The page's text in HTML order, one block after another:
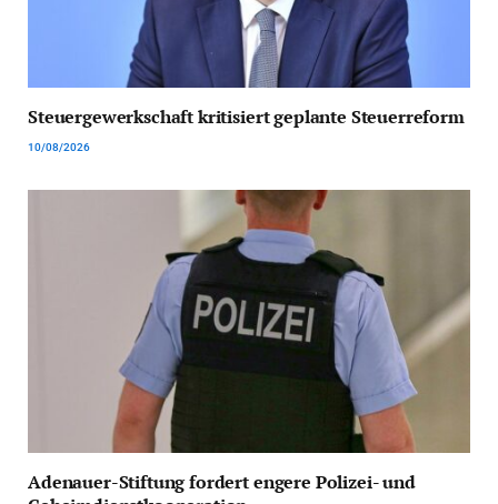
Steuergewerkschaft kritisiert geplante Steuerreform
10/08/2026
Adenauer-Stiftung fordert engere Polizei- und